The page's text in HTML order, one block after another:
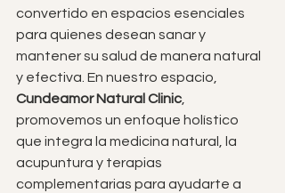
convertido en espacios esenciales
para quienes desean sanar y
mantener su salud de manera natural
y efectiva. En nuestro espacio,
Cundeamor Natural Clinic
promovemos un enfoque holístico
que integra la medicina natural, la
acupuntura y terapias
complementarias para ayudarte a